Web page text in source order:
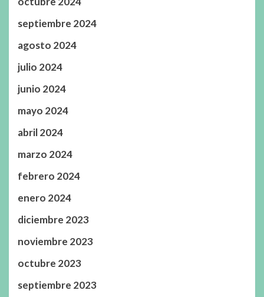
septiembre 2024
agosto 2024
julio 2024
junio 2024
mayo 2024
abril 2024
marzo 2024
febrero 2024
enero 2024
diciembre 2023
noviembre 2023
octubre 2023
septiembre 2023